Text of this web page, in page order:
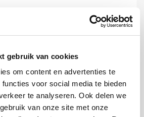
gebruik van cookies
om content en advertenties te
voor social media te bieden
te analyseren. Ook delen we
van onze site met onze
familie (vader, moeder, zus,
Na deze controle is
vader ( toen 60 jaar ) ook
heeft. Mijn zus ook, maar in
ze geen bloedverdunners